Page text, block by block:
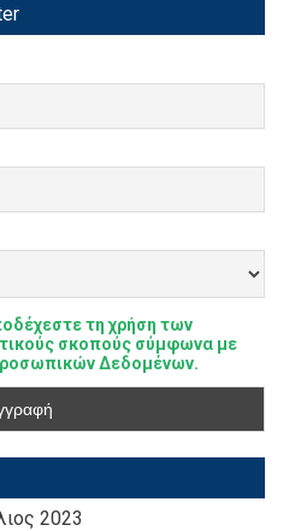
τη χρήση των
σκοπούς σύμφωνα με
Δεδομένων.
2023